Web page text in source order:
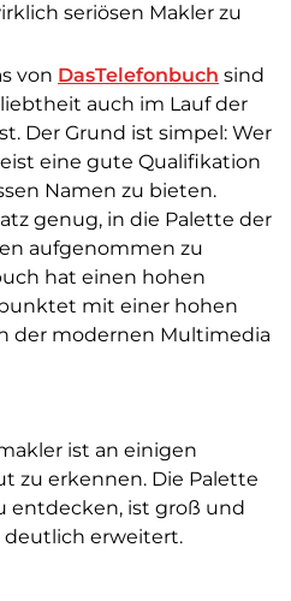
seriösen Makler zu
von DasTelefonbuch sind
auch im Lauf der
Der Grund ist simpel: Wer
eine gute Qualifikation
Namen zu bieten.
genug, in die Palette der
aufgenommen zu
hat einen hohen
mit einer hohen
der modernen Multimedia
ist an einigen
zu erkennen. Die Palette
entdecken, ist groß und
erweitert.